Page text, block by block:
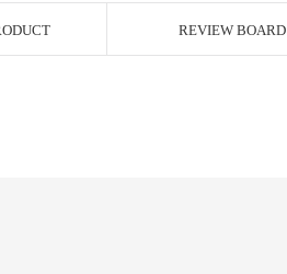
REVIEW BOARD